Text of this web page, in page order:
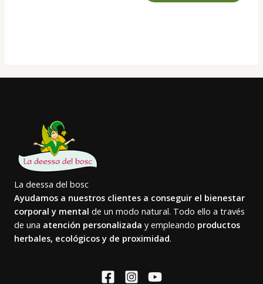
La deessa del bosc
Ayudamos a nuestros clientes a conseguir el bienestar
corporal y mental de un modo natural. Todo ello a través
de una atención personalizada y empleando productos
herbales, ecológicos y de proximidad.